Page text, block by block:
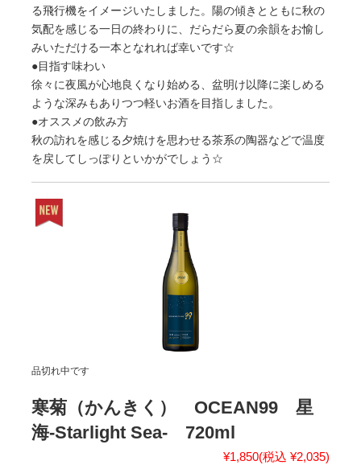
る飛行機をイメージいたしました。陽の傾きとともに秋の
気配を感じる一日の終わりに、だらだら夏の余韻をお愉し
みいただける一本となれれば幸いです☆
●目指す味わい
徐々に夜風が心地良くなり始める、盆明け以降に楽しめる
ような深みもありつつ軽いお酒を目指しました。
●オススメの飲み方
秋の訪れを感じる夕焼けを思わせる茶系の陶器などで温度
を戻してしっぽりといかがでしょう☆
品切れ中です
寒菊（かんきく） OCEAN99 星
海-Starlight Sea- 720ml
¥1,850(税込 ¥2,035)